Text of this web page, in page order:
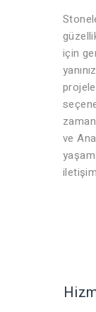
için
ve